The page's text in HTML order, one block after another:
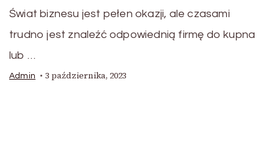
Świat biznesu jest pełen okazji, ale czasami
trudno jest znaleźć odpowiednią firmę do kupna
lub …
Admin 3 października, 2023